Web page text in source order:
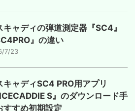
キャディの弾道測定器『SC4』
』の違い
7/23
キャディSC4 PRO用アプリ
S』のダウンロード手
すすめ初期設定